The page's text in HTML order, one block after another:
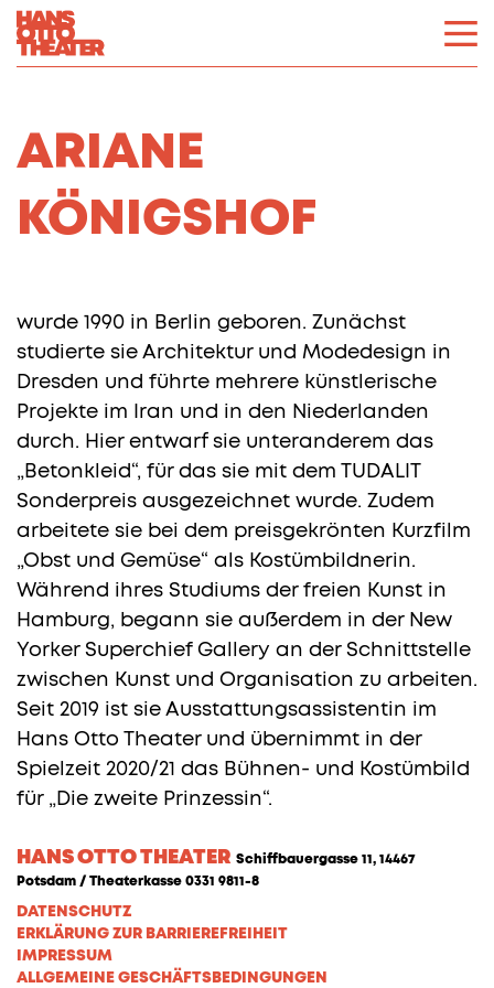
ARIANE
KÖNIGSHOF
wurde 1990 in Berlin geboren. Zunächst
studierte sie Architektur und Modedesign in
Dresden und führte mehrere künstlerische
Projekte im Iran und in den Niederlanden
durch. Hier entwarf sie unteranderem das
„Betonkleid“, für das sie mit dem TUDALIT
Sonderpreis ausgezeichnet wurde. Zudem
arbeitete sie bei dem preisgekrönten Kurzfilm
„Obst und Gemüse“ als Kostümbildnerin.
Während ihres Studiums der freien Kunst in
Hamburg, begann sie außerdem in der New
Yorker Superchief Gallery an der Schnittstelle
zwischen Kunst und Organisation zu arbeiten.
Seit 2019 ist sie Ausstattungsassistentin im
Hans Otto Theater und übernimmt in der
Spielzeit 2020/21 das Bühnen- und Kostümbild
für „Die zweite Prinzessin“.
HANS OTTO THEATER Schiffbauergasse 11, 14467
Potsdam / Theaterkasse 0331 9811-8
DATENSCHUTZ
ERKLÄRUNG ZUR BARRIEREFREIHEIT
IMPRESSUM
ALLGEMEINE GESCHÄFTSBEDINGUNGEN